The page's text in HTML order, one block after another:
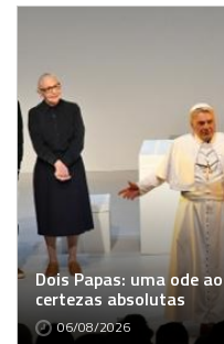
Dois Papas: uma ode
certezas absolutas
06/08/2026